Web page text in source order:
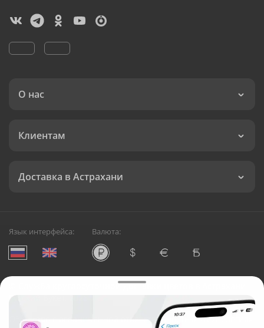
О нас
Клиентам
Доставка в Астрахани
Язык интерфейса: Валюта:
Служба круглосуточной доставки цветов в Астрахани
Русский Букет, 2026
Общество с ограниченной ответственностью «Технология»